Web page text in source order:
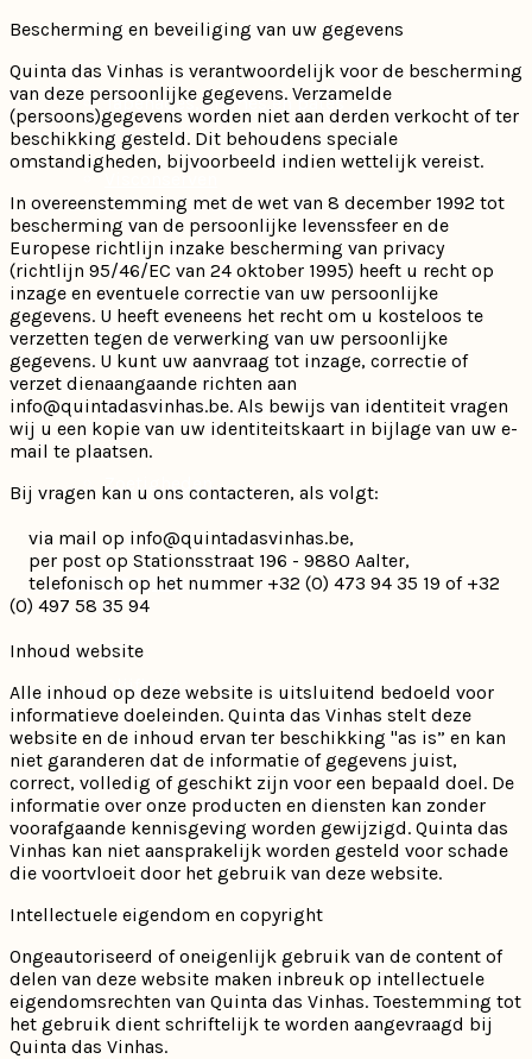
Olijven
Tapenades, crèmes en patés
Visconserven
Dipkoekjes
Sauzen en vinaigrettes
Spaanse ham en kaas
ACCESSOIRES
Olijfhout
Houten kisten
Geschenkdozen / manden
Bescherming en beveiliging van uw gegevens
Quinta das Vinhas is verantwoordelijk voor de bescherming
van deze persoonlijke gegevens. Verzamelde
(persoons)gegevens worden niet aan derden verkocht of ter
beschikking gesteld. Dit behoudens speciale
omstandigheden, bijvoorbeeld indien wettelijk vereist.
In overeenstemming met de wet van 8 december 1992 tot
bescherming van de persoonlijke levenssfeer en de
Europese richtlijn inzake bescherming van privacy
(richtlijn 95/46/EC van 24 oktober 1995) heeft u recht op
inzage en eventuele correctie van uw persoonlijke
gegevens. U heeft eveneens het recht om u kosteloos te
verzetten tegen de verwerking van uw persoonlijke
gegevens. U kunt uw aanvraag tot inzage, correctie of
verzet dienaangaande richten aan
info@quintadasvinhas.be. Als bewijs van identiteit vragen
wij u een kopie van uw identiteitskaart in bijlage van uw e-
mail te plaatsen.
Bij vragen kan u ons contacteren, als volgt:
via mail op info@quintadasvinhas.be,
per post op Stationsstraat 196 - 9880 Aalter,
telefonisch op het nummer +32 (0) 473 94 35 19 of +32
(0) 497 58 35 94
Inhoud website
Alle inhoud op deze website is uitsluitend bedoeld voor
informatieve doeleinden. Quinta das Vinhas stelt deze
website en de inhoud ervan ter beschikking "as is” en kan
niet garanderen dat de informatie of gegevens juist,
correct, volledig of geschikt zijn voor een bepaald doel. De
informatie over onze producten en diensten kan zonder
voorafgaande kennisgeving worden gewijzigd. Quinta das
Vinhas kan niet aansprakelijk worden gesteld voor schade
die voortvloeit door het gebruik van deze website.
Intellectuele eigendom en copyright
Ongeautoriseerd of oneigenlijk gebruik van de content of
delen van deze website maken inbreuk op intellectuele
eigendomsrechten van Quinta das Vinhas. Toestemming tot
het gebruik dient schriftelijk te worden aangevraagd bij
Quinta das Vinhas.